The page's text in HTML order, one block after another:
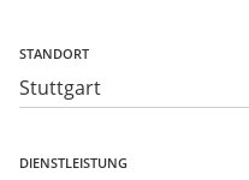
STANDORT
DIENSTLEISTUNG